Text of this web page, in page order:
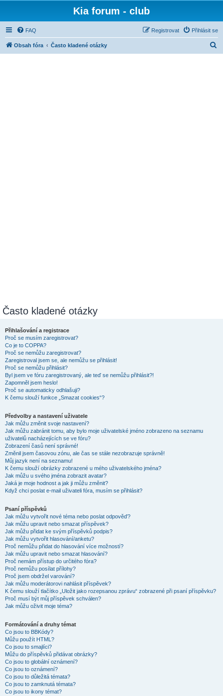
Kia forum - club
FAQ Přihlásit se
Registrovat
Obsah fóra Často kladené otázky
Často kladené otázky
Přihlašování a registrace
Proč se musím zaregistrovat?
Co je to COPPA?
Proč se nemůžu zaregistrovat?
Zaregistroval jsem se, ale nemůžu se přihlásit!
Proč se nemůžu přihlásit?
Byl jsem ve fóru zaregistrovaný, ale teď se nemůžu přihlásit?!
Zapomněl jsem heslo!
Proč se automaticky odhlašuji?
K čemu slouží funkce „Smazat cookies“?
Předvolby a nastavení uživatele
Jak můžu změnit svoje nastavení?
Jak můžu zabránit tomu, aby bylo moje uživatelské jméno zobrazeno na seznamu
uživatelů nacházejících se ve fóru?
Zobrazení časů není správné!
Změnil jsem časovou zónu, ale čas se stále nezobrazuje správně!
Můj jazyk není na seznamu!
K čemu slouží obrázky zobrazené u mého uživatelského jména?
Jak můžu u svého jména zobrazit avatar?
Jaká je moje hodnost a jak ji můžu změnit?
Když chci poslat e-mail uživateli fóra, musím se přihlásit?
Psaní příspěvků
Jak můžu vytvořit nové téma nebo poslat odpověď?
Jak můžu upravit nebo smazat příspěvek?
Jak můžu přidat ke svým příspěvků podpis?
Jak můžu vytvořit hlasování/anketu?
Proč nemůžu přidat do hlasování více možností?
Jak můžu upravit nebo smazat hlasování?
Proč nemám přístup do určitého fóra?
Proč nemůžu posílat přílohy?
Proč jsem obdržel varování?
Jak můžu moderátorovi nahlásit příspěvek?
K čemu slouží tlačítko „Uložit jako rozepsanou zprávu“ zobrazené při psaní příspěvku?
Proč musí být můj příspěvek schválen?
Jak můžu oživit moje téma?
Formátování a druhy témat
Co jsou to BBKódy?
Můžu použít HTML?
Co jsou to smajlíci?
Můžu do příspěvků přidávat obrázky?
Co jsou to globální oznámení?
Co jsou to oznámení?
Co jsou to důležitá témata?
Co jsou to zamknutá témata?
Co jsou to ikony témat?